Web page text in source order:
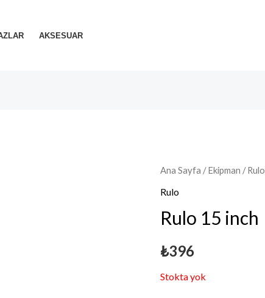
AKSESUAR
Ana Sayfa /Ekipman /Rulo
Rulo
Rulo 15 inch
₺396
Stokta yok